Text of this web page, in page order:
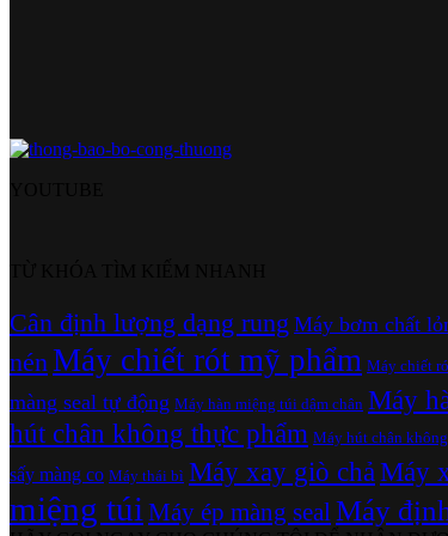
Cân định lượng dạng rung Máy bơm chất
nénMáy chiết rót mỹ phẩm Máy chiết
màng seal tự động Máy hàn miệng túi dậm chân Máy
hút chân không thực phẩm Máy hút chân
sấy màng co Máy thái bì Máy xay giò chảMáy
miệng túi Máy ép màng seal Máy